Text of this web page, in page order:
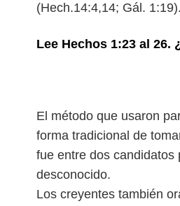
(Hech.14:4,14; Gál. 1:19).
Lee Hechos 1:23 al 26.
El método que usaron
forma tradicional de
fue entre dos candidatos
desconocido.
Los creyentes también